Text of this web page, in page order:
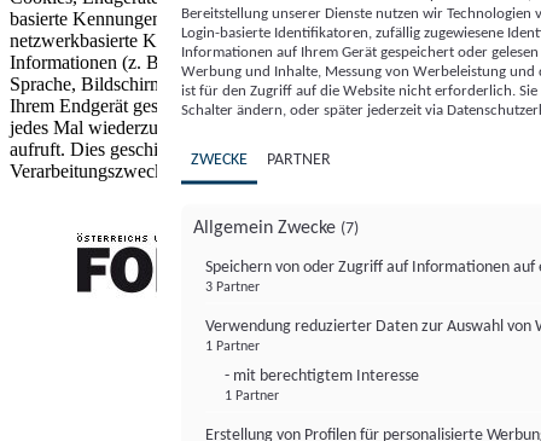
basierte Kennungen, zufällig generierte Kennungen,
netzwerkbasierte Kennungen) können zusammen mit anderen
Informationen (z. B. Browsertyp und Browserinformationen,
Sprache, Bildschirmgröße, unterstützte Technologien usw.) auf
Ihrem Endgerät gespeichert oder von dort ausgelesen werden, um es
jedes Mal wiederzuerkennen, wenn es eine App oder einer Webseite
aufruft. Dies geschieht für einen oder mehrere der hier aufgeführten
Verarbeitungszwecke.
Bereitstellung unserer Dienste nutzen wir Technologien
Login-basierte Identifikatoren, zufällig zugewiesene
Informationen auf Ihrem Gerät gespeichert oder
Werbung und Inhalte, Messung von Werbeleistung
ist für den Zugriff auf die Website nicht erforderlich.
Schalter ändern, oder später jederzeit via
ZWECKE PARTNER
Allgemein Zwecke (7)
Speichern von oder Zugriff auf Informationen auf
3 Partner
Verwendung reduzierter Daten zur Auswahl von
1 Partner
- mit berechtigtem Interesse
1 Partner
Erstellung von Profilen für personalisierte
FONDS professionell